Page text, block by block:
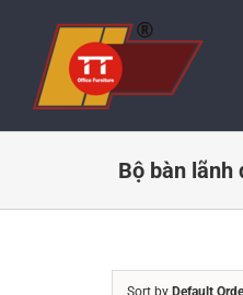
content
Bộ bàn lãnh
Sort by Default